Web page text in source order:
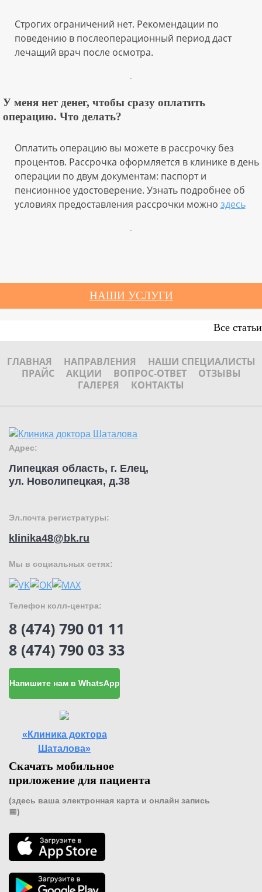
Строгих ограничений нет. Рекомендации по
поведению в послеоперационный период даст
лечащий врач после осмотра.
У меня нет денег, чтобы сразу оплатить
операцию. Что делать?
Оплатить операцию вы можете в рассрочку без
процентов. Рассрочка оформляется в клинике в день
операции по двум документам: паспорт и
пенсионное удостоверение. Узнать подробнее об
условиях предоставления рассрочки можно здесь
НАШИ УСЛУГИ
Все статьи
ГЛАВНАЯ НАПРАВЛЕНИЯ
НАШИ СПЕЦИАЛИСТЫ
ПРАЙС
АКЦИИ ВОПРОС-ОТВЕТ
ОТЗЫВЫ
ГАЛЕРЕЯ
КОНТАКТЫ
Адрес:
Липецкая область, г. Елец,
ул. Новолипецкая, д.38
Эл.почта регистратуры:
klinika48@bk.ru
Мы в социальных сетях:
Телефон колл-центра:
8 (474) 790 01 11
8 (474) 790 03 33
Напишите нам в WhatsApp
«Клиника доктора
Шаталова»
Скачать мобильное
приложение для пациента
(здесь ваша электронная карта и онлайн запись
📅)